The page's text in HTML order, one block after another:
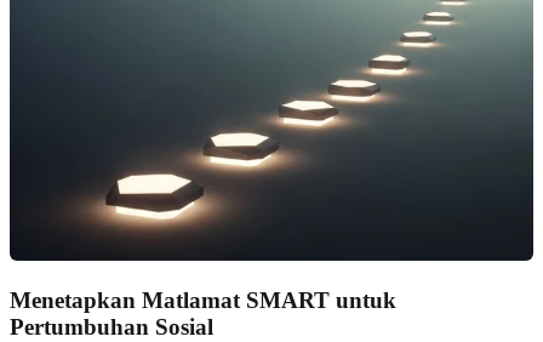
Menetapkan Matlamat SMART untuk
Pertumbuhan Sosial